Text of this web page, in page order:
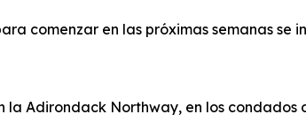
comenzar en las próximas semanas se
la Adirondack Northway, en los